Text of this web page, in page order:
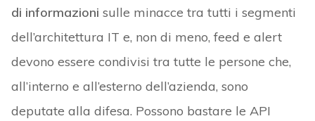
di informazioni sulle minacce tra tutti i segmenti
dell’architettura IT e, non di meno, feed e alert
devono essere condivisi tra tutte le persone che,
all’interno e all’esterno dell’azienda, sono
deputate alla difesa. Possono bastare le API